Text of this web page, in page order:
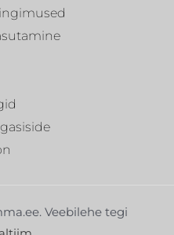
Veebilehe tegi